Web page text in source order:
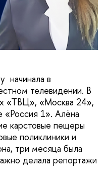
начинала в
телевидении. В
«ТВЦ», «Москва 24»,
«Россия 1». Алёна
карстовые пещеры
поликлиники и
три месяца была
делала репортажи